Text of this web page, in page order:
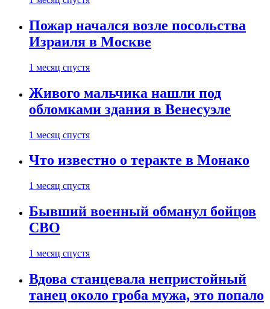
Пожар начался возле посольства
Израиля в Москве
1 месяц спустя
Живого мальчика нашли под
обломками здания в Венесуэле
1 месяц спустя
Что известно о теракте в Монако
1 месяц спустя
Бывший военный обманул бойцов
СВО
1 месяц спустя
Вдова станцевала непристойный
танец около гроба мужа, это попало